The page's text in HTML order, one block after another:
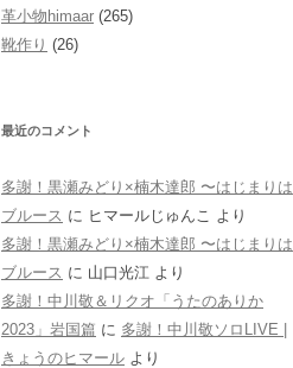
革小物himaar (265)
靴作り (26)
最近のコメント
多謝！黒瀬みどり×楠木達郎 〜はじまりは
ブルース に ヒマールじゅんこ より
多謝！黒瀬みどり×楠木達郎 〜はじまりは
ブルース に 山口光江 より
多謝！中川敬＆リクオ「うたのありか
2023」岩国篇 に 多謝！中川敬ソロLIVE |
きょうのヒマール より